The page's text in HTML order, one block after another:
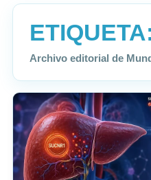
ETIQUETA:
Archivo editorial de